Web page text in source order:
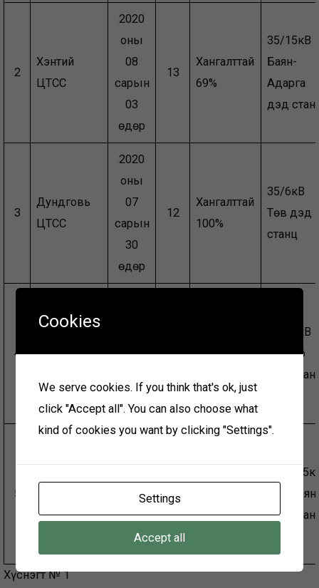
2
Хэнтий
ЦТСС
2020
оны
08
сарын
03
өдөр
13
Хангалттай
69%
35/15кВ
Баян-
Адарга
дэд
3
Дундговь
ЦТСС
2020
оны
07
сарын
30
өдөр
12
Хангалттай
100%
35/6кВ
Төв дэд
станц
4
11
өдөр
19
35/15кВ
Хонхор
дэд
5
Дорноговь
2020
оны
08
сарын
22
12
Хангалттай
35/6/
Зүүнбаян
дэд
Хүснэгт № 1
Cookies
We serve cookies. If you think that's ok, just
click "Accept all". You can also choose what
kind of cookies you want by clicking "Settings".
Settings
Accept all